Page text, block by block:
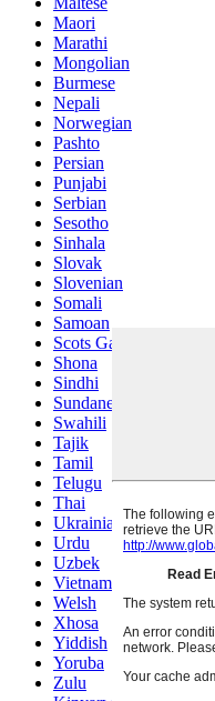
Maori
Marathi
Mongolian
Burmese
Nepali
Norwegian
Pashto
Persian
Punjabi
Serbian
Sesotho
Sinhala
Slovak
Slovenian
Somali
Samoan
Scots Gaelic
Shona
Sindhi
Sundanese
Swahili
Tajik
Tamil
Telugu
Thai
Ukrainian
Urdu
Uzbek
Vietnamese
Welsh
Xhosa
Yiddish
Yoruba
Zulu